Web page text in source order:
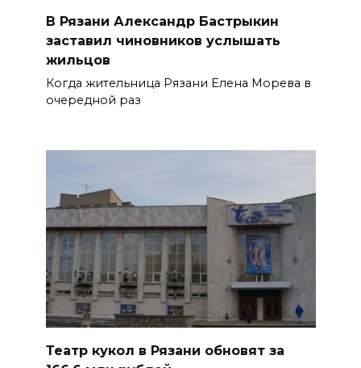
В Рязани Александр Бастрыкин
заставил чиновников услышать
жильцов
Когда жительница Рязани Елена Морева в
очередной раз
Театр кукол в Рязани обновят за